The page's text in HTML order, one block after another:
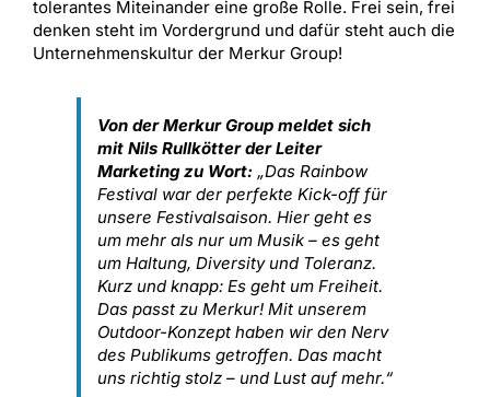
tolerantes Miteinander eine große Rolle. Frei sein, frei
denken steht im Vordergrund und dafür steht auch die
Unternehmenskultur der Merkur Group!
Von der Merkur Group meldet sich
mit Nils Rullkötter der Leiter
Marketing zu Wort: „Das Rainbow
Festival war der perfekte Kick-off für
unsere Festivalsaison. Hier geht es
um mehr als nur um Musik – es geht
um Haltung, Diversity und Toleranz.
Kurz und knapp: Es geht um Freiheit.
Das passt zu Merkur! Mit unserem
Outdoor-Konzept haben wir den Nerv
des Publikums getroffen. Das macht
uns richtig stolz – und Lust auf mehr.“